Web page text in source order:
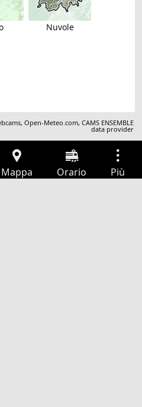
Nuvole
,Open-Meteo.com,CAMS ENSEMBLE
data provider
Mappa Orario Più